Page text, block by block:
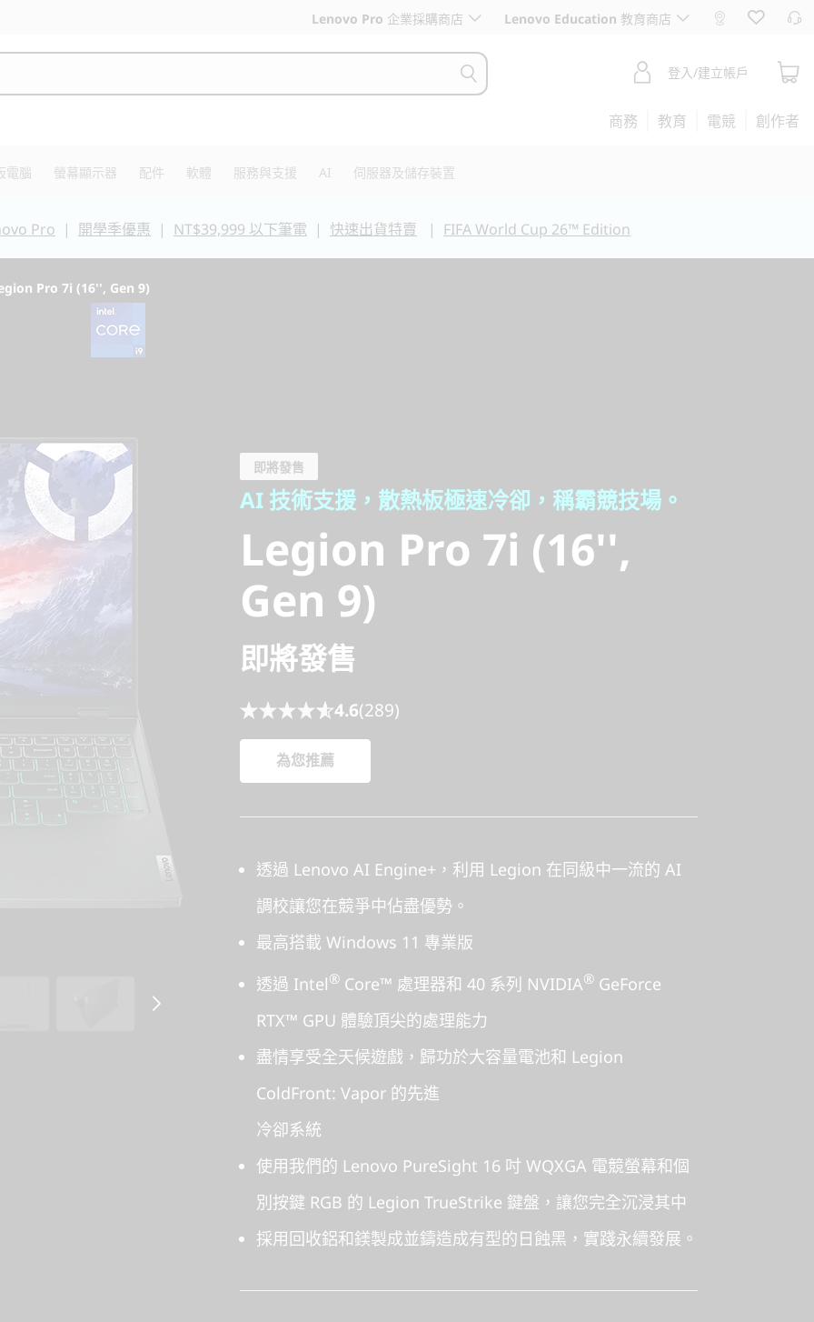
Lenovo Pro 企業採購商店 Lenovo Education 教育商店
登入/建立帳戶
商務 教育 電競 創作者
電腦 螢幕顯示器 配件 軟體 服務與支援 AI 伺服器及儲存裝置
Pro | 開學季優惠 | NT$39,999 以下筆電 | 快速出貨特賣 | FIFA World Cup 26™ Edition
Pro 7i (16'', Gen 9)
Legion Pro 7i (16'',
Gen 9)
即將發售
AI 技術支援，散熱板極速冷卻，稱霸競技場。
Legion Pro 7i (16'',
Gen 9)
即將發售
4.6(289)
為您推薦
透過 Lenovo AI Engine+，利用 Legion 在同級中一流的 AI
調校讓您在競爭中佔盡優勢。
最高搭載 Windows 11 專業版
透過 Intel® Core™ 處理器和 40 系列 NVIDIA® GeForce
RTX™ GPU 體驗頂尖的處理能力
盡情享受全天候遊戲，歸功於大容量電池和 Legion
ColdFront: Vapor 的先進
冷卻系統
使用我們的 Lenovo PureSight 16 吋 WQXGA 電競螢幕和個
別按鍵 RGB 的 Legion TrueStrike 鍵盤，讓您完全沉浸其中
採用回收鋁和鎂製成並鑄造成有型的日蝕黑，實踐永續發展。